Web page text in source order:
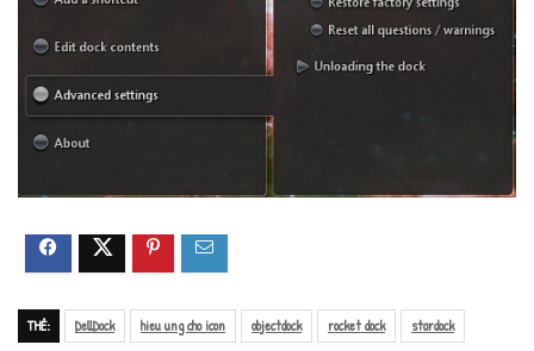
THẺ: DellDock hieu ung cho icon objectdock rocket dock stardock